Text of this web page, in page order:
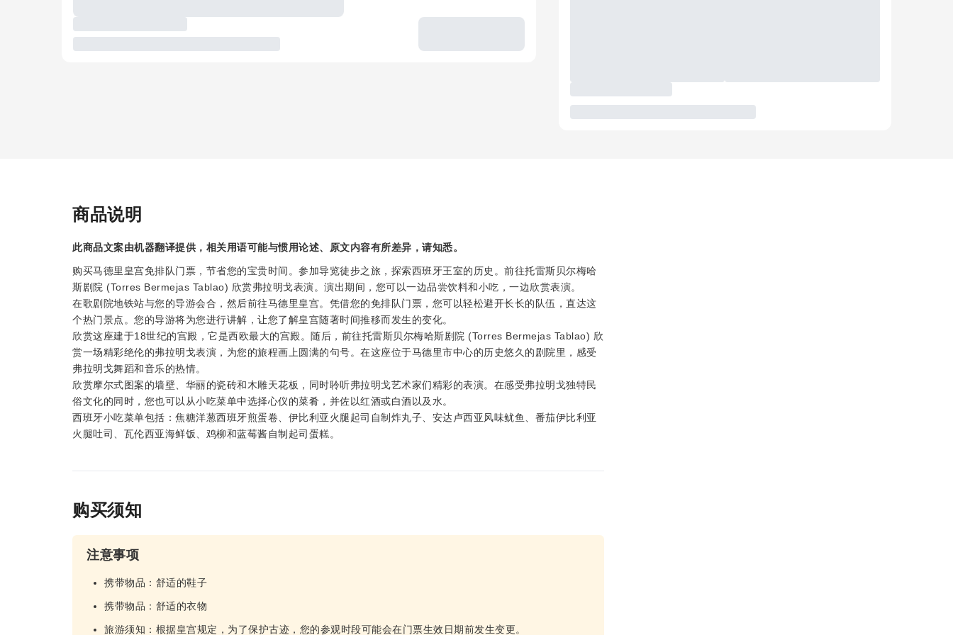
商品说明
此商品文案由机器翻译提供，相关用语可能与惯用论述、原文内容有所差异，请知悉。
购买马德里皇宫免排队门票，节省您的宝贵时间。参加导览徒步之旅，探索西班牙王室的历史。前往托雷斯贝尔梅哈
斯剧院 (Torres Bermejas Tablao) 欣赏弗拉明戈表演。演出期间，您可以一边品尝饮料和小吃，一边欣赏表演。
在歌剧院地铁站与您的导游会合，然后前往马德里皇宫。凭借您的免排队门票，您可以轻松避开长长的队伍，直达这
个热门景点。您的导游将为您进行讲解，让您了解皇宫随著时间推移而发生的变化。
欣赏这座建于18世纪的宫殿，它是西欧最大的宫殿。随后，前往托雷斯贝尔梅哈斯剧院 (Torres Bermejas Tablao) 欣
赏一场精彩绝伦的弗拉明戈表演，为您的旅程画上圆满的句号。在这座位于马德里市中心的历史悠久的剧院里，感受
弗拉明戈舞蹈和音乐的热情。
欣赏摩尔式图案的墙壁、华丽的瓷砖和木雕天花板，同时聆听弗拉明戈艺术家们精彩的表演。在感受弗拉明戈独特民
俗文化的同时，您也可以从小吃菜单中选择心仪的菜肴，并佐以红酒或白酒以及水。
西班牙小吃菜单包括：焦糖洋葱西班牙煎蛋卷、伊比利亚火腿起司自制炸丸子、安达卢西亚风味鱿鱼、番茄伊比利亚
火腿吐司、瓦伦西亚海鲜饭、鸡柳和蓝莓酱自制起司蛋糕。
购买须知
注意事项
携带物品：舒适的鞋子
携带物品：舒适的衣物
旅游须知：根据皇宫规定，为了保护古迹，您的参观时段可能会在门票生效日期前发生变更。